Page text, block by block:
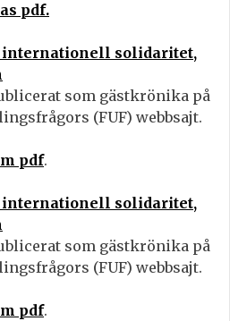
pdf.
solidaritet,
som gästkrönika på
(FUF) webbsajt.
pdf.
solidaritet,
som gästkrönika på
(FUF) webbsajt.
pdf.